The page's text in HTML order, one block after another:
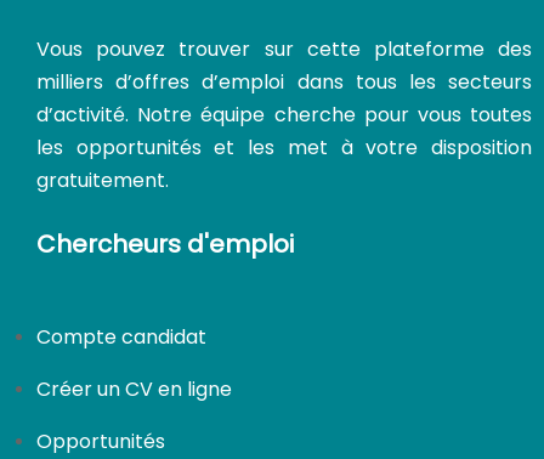
Vous pouvez trouver sur cette plateforme des
milliers d’offres d’emploi dans tous les secteurs
d’activité. Notre équipe cherche pour vous toutes
les opportunités et les met à votre disposition
gratuitement.
Chercheurs d'emploi
Compte candidat
Créer un CV en ligne
Opportunités